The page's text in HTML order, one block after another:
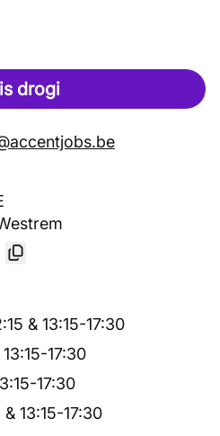
drogi
& 13:15-17:30
13:15-17:30
-17:30
& 13:15-17:30